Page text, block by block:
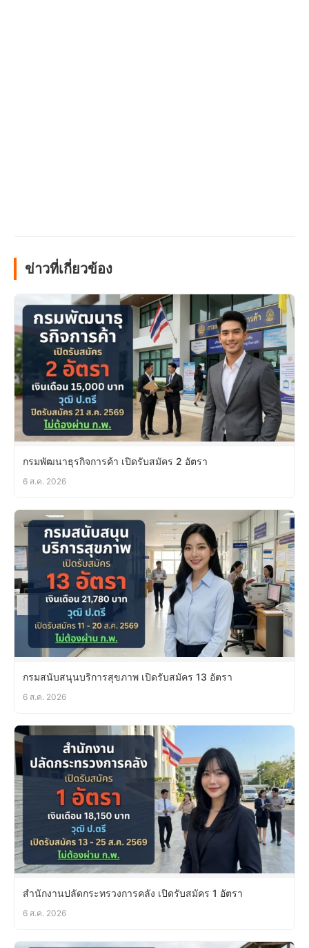
ข่าวที่เกี่ยวข้อง
กรมพัฒนาธุรกิจการค้า เปิดรับสมัคร 2 อัตรา
6 ส.ค. 2026
กรมสนับสนุนบริการสุขภาพ เปิดรับสมัคร 13 อัตรา
6 ส.ค. 2026
สำนักงานปลัดกระทรวงการคลัง เปิดรับสมัคร 1 อัตรา
6 ส.ค. 2026